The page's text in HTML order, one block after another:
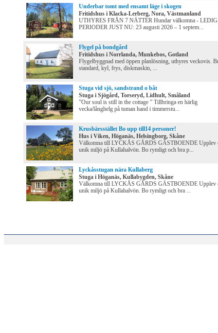
Underbar tomt med ensamt läge i skogen
Fritidshus i Klacka-Lerberg, Nora, Västmanland
UTHYRES FRÅN 7 NÄTTER Hundar välkomna -
PERIODER JUST NU: 23 augusti 2026 – 1 septem...
Flygel på bondgård
Fritidshus i Norrlanda, Munkebos, Gotland
Flygelbyggnad med öppen planlösning, uthyres veckovis.
standard, kyl, frys, diskmaskin, ...
Stuga vid sjö, sandstrand o båt
Stuga i Sjögård, Torseryd, Lidhult, Småland
”Our soul is still in the cottage ” Tillbringa en härlig
vecka/långhelg på tuman hand i timmerstu...
Krusbärsstället Bo upp till14 personer!
Hus i Viken, Höganäs, Helsingborg, Skåne
Välkomna till LYCKÅS GÅRDS GÄSTBOENDE Upplev
unik miljö på Kullahalvön. Bo rymligt och bra p...
Lyckåsstugan nära Kullaberg
Stuga i Höganäs, Kullabygden, Skåne
Välkomna till LYCKÅS GÅRDS GÄSTBOENDE Upplev
unik miljö på Kullahalvön. Bo rymligt och bra ...